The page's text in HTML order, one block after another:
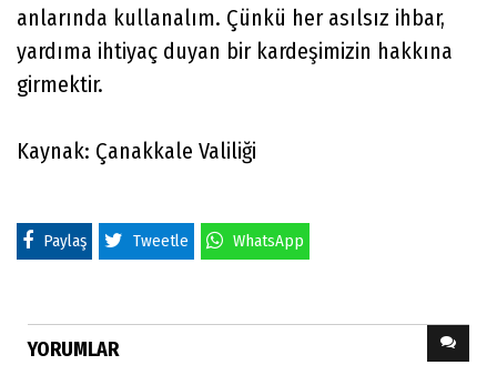
anlarında kullanalım. Çünkü her asılsız ihbar,
yardıma ihtiyaç duyan bir kardeşimizin hakkına
girmektir.
Kaynak: Çanakkale Valiliği
Paylaş Tweetle WhatsApp
YORUMLAR